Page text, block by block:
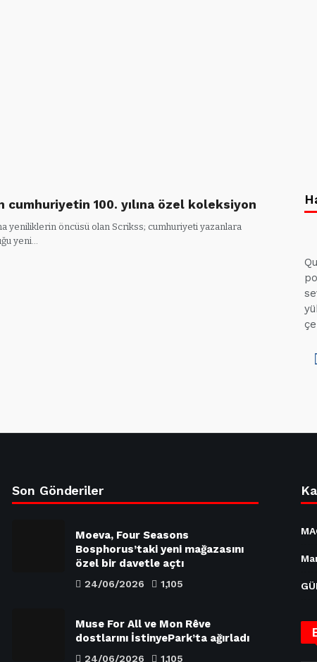
cumhuriyetin 100. yılına özel koleksiyon
yeniliklerin öncüsü olan Scrikss; cumhuriyeti yazanlara
yeni…
Son Gönderiler
Moeva, Four Seasons
Bosphorus’taki yeni mağazasını
özel bir davetle açtı
24/06/2026 1,105
Muse For All ve Mon Rêve
dostlarını İstinyePark’ta ağırladı
24/06/2026 1,105